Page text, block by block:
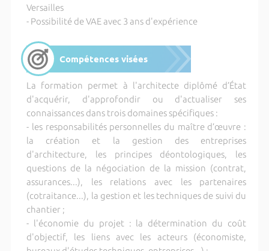
Versailles
- Possibilité de VAE avec 3 ans d'expérience
Compétences visées
La formation permet à l'architecte diplômé d’État
d'acquérir, d'approfondir ou d'actualiser ses
connaissances dans trois domaines spécifiques :
- les responsabilités personnelles du maître d’œuvre :
la création et la gestion des entreprises
d'architecture, les principes déontologiques, les
questions de la négociation de la mission (contrat,
assurances...), les relations avec les partenaires
(cotraitance...), la gestion et les techniques de suivi du
chantier ;
- l'économie du projet : la détermination du coût
d'objectif, les liens avec les acteurs (économiste,